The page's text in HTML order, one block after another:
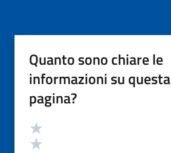
Quanto sono chiare le
informazioni su questa
pagina?
Valutazione